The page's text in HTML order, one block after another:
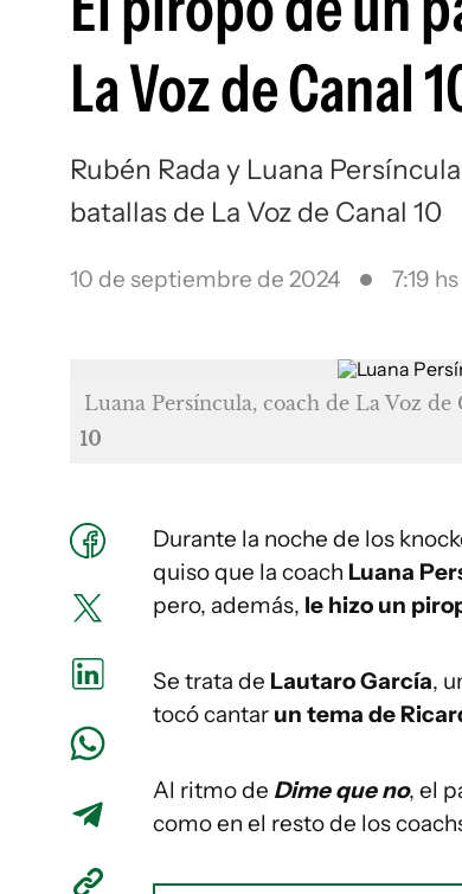
La Voz de Canal
Rubén Rada y Luana
batallas de La Voz de Canal 10
10 de septiembre de 2024 7:19 hs
Luana Persíncula, coach de La Voz de
10
Durante la noche de los
quiso que la coach Luana
pero, además, le hizo un
Se trata de Lautaro García,
tocó cantar un tema de
Al ritmo de Dime que no, el
como en el resto de los